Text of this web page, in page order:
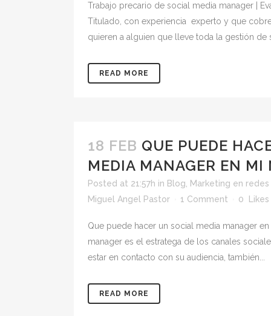
Trabajo precario de social media manager |
Titulado, con experiencia experto y que
quieren a alguien que lleve toda la gestión de
READ MORE
18 FEB QUE PUEDE
MEDIA MANAGER EN MI
Posted at 21:57h in Blog
Marketing en
Miguel Angel Pastor
1 Comment 0 Likes
Que puede hacer un social media manager
manager es el estratega de los canales
estar en contacto con su audiencia, también...
READ MORE